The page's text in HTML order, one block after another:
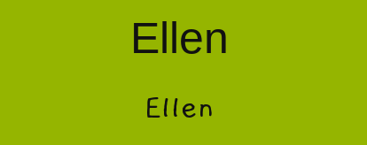
Ellen
Ellen